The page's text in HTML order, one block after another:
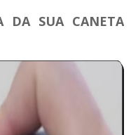
DA SUA CANETA